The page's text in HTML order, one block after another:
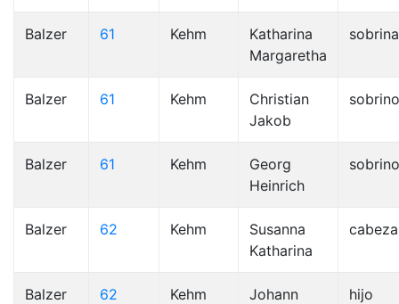
Balzer 61 Kehm
Katharina
Margaretha
sobrina
Balzer 61 Kehm
Christian
Jakob
sobrino
Balzer 61 Kehm
Georg
Heinrich
sobrino
Balzer 62 Kehm
Susanna
Katharina
cabeza
Balzer 62 Kehm
Johann
hijo